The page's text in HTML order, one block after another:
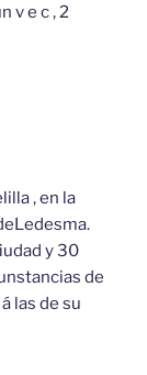
v e c , 2
, en la
y 30
de
las de su